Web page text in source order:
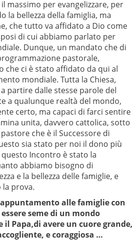
massimo per evangelizzare, per
la bellezza della famiglia, ma
che tutto va affidato a Dio come
di cui abbiamo parlato per
Dunque, un mandato che di
pastorale,
che ci è stato affidato da qui al
mondiale. Tutta la Chiesa,
partire dalle stesse parole del
a qualunque realtà del mondo,
certo, ma capaci di farci sentire
unita, davvero cattolica, sotto
che è il Successore di
sia stato per noi il dono più
Incontro è stato la
abbiamo bisogno di
e la bellezza delle famiglie, e
la prova.
alle famiglie con
seme di un mondo
il Papa,di avere un cuore grande,
e coraggiosa …